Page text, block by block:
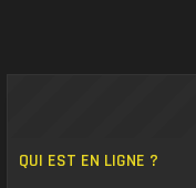
QUI EST EN LIGNE ?